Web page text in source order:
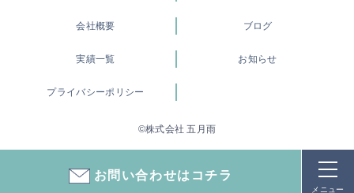
お問い合わせはコチラ
メニュー
会社概要 ブログ
実績一覧 お知らせ
プライバシーポリシー
©株式会社 五月雨